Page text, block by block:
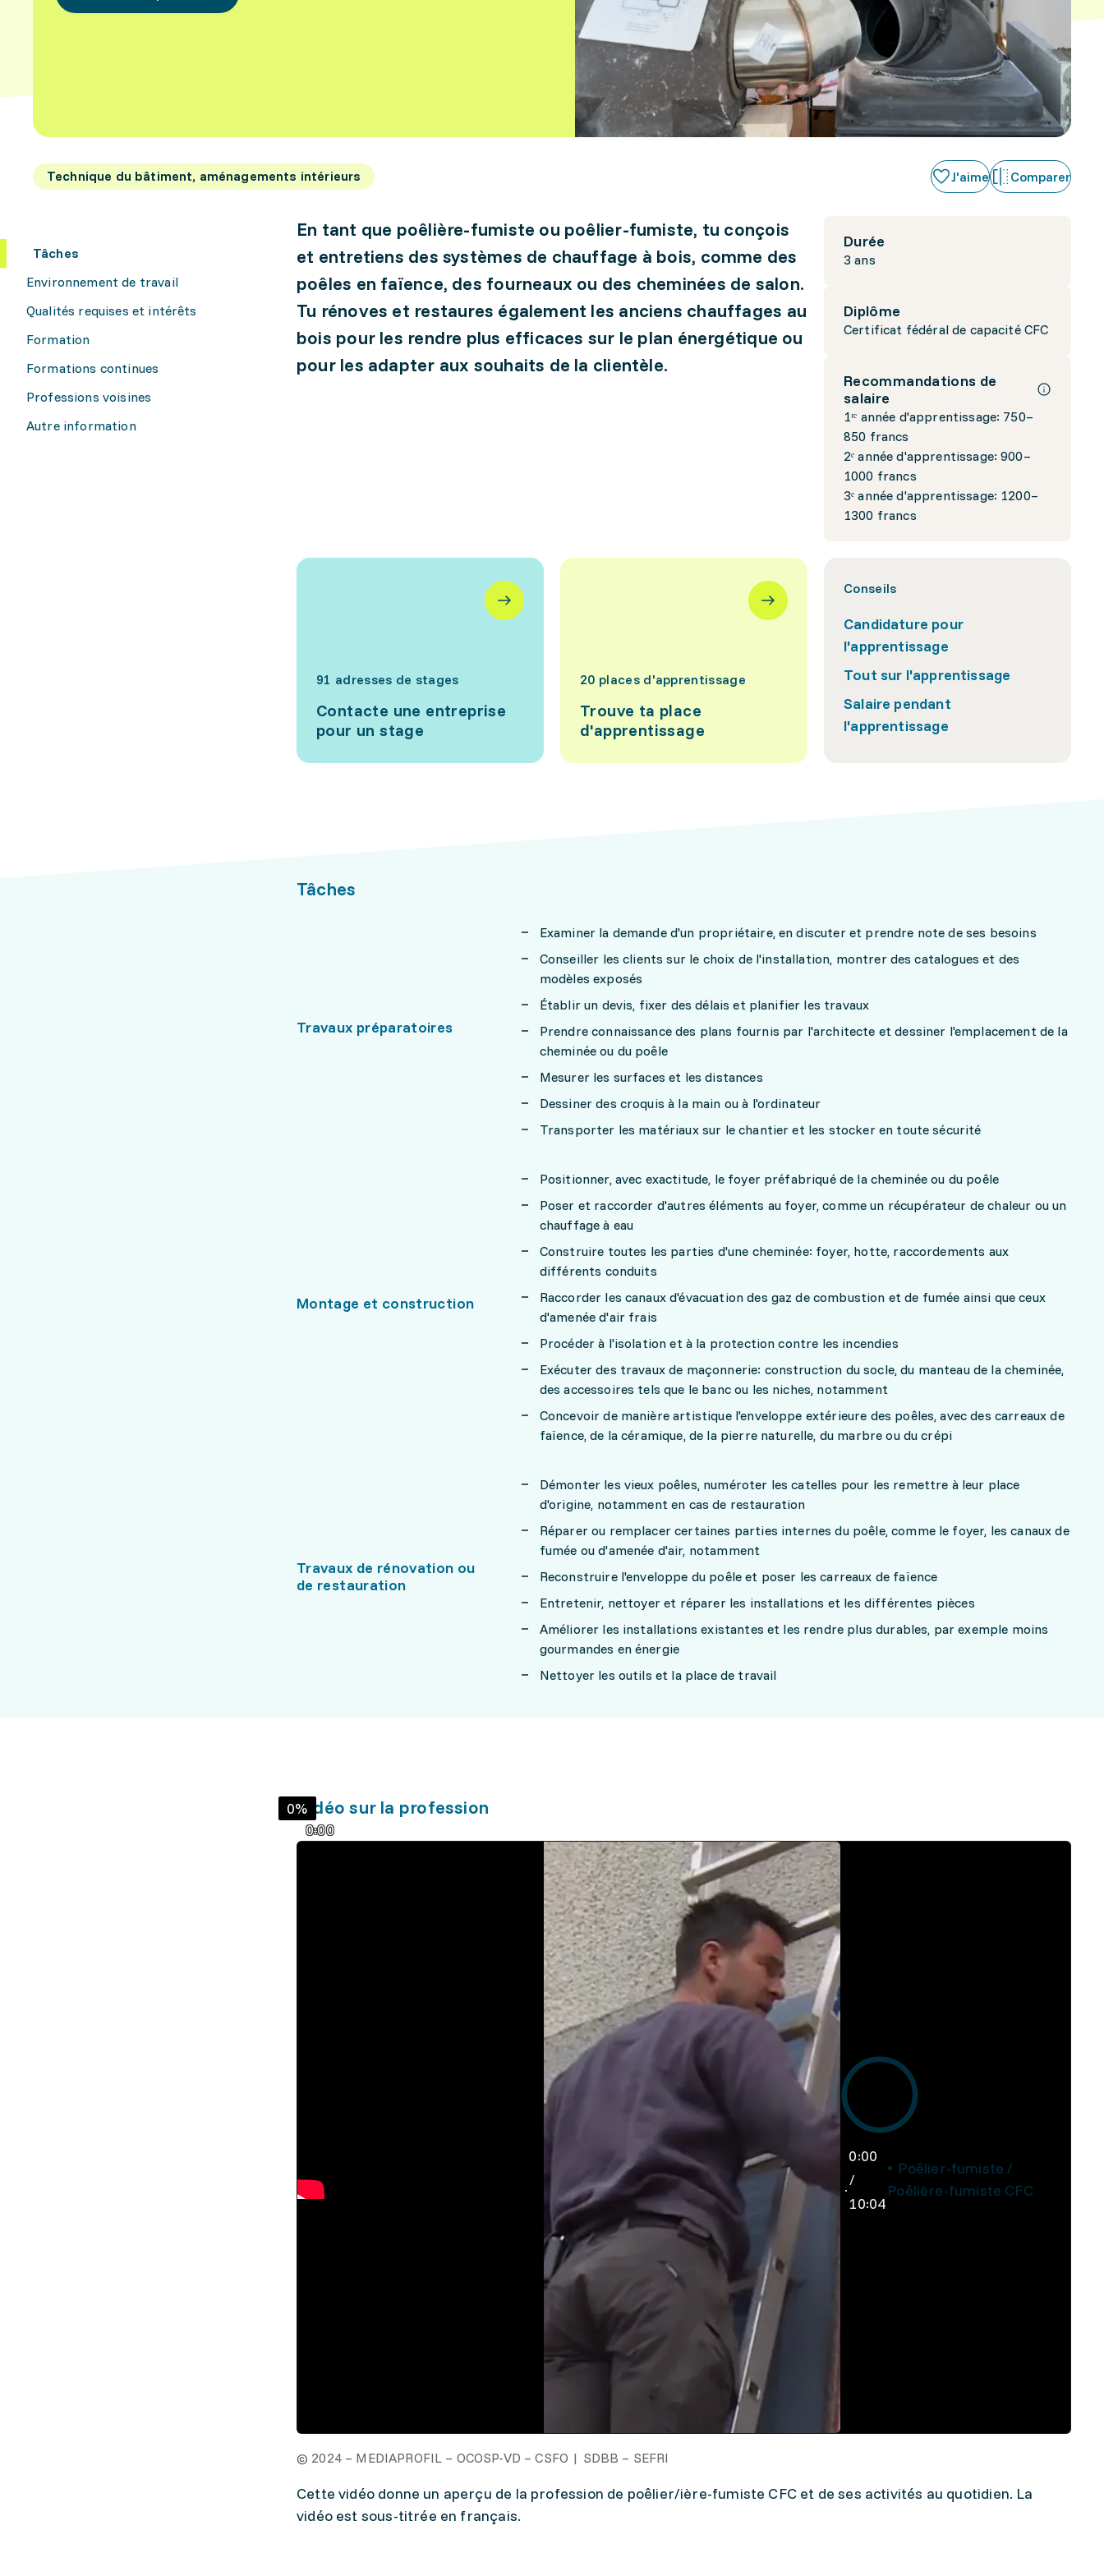
Technique du bâtiment, aménagements intérieurs J'aime Comparer
Tâches
Environnement de travail
Qualités requises et intérêts
Formation
Formations continues
Professions voisines
Autre information
Durée
3 ans
Diplôme
Certificat fédéral de capacité CFC
Recommandations de
salaire
1ʳᵉ année d'apprentissage: 750–
850 francs
2ᵉ année d'apprentissage: 900–
1000 francs
3ᵉ année d'apprentissage: 1200–
1300 francs
En tant que poêlière-fumiste ou poêlier-fumiste, tu conçois
et entretiens des systèmes de chauffage à bois, comme des
poêles en faïence, des fourneaux ou des cheminées de salon.
Tu rénoves et restaures également les anciens chauffages au
bois pour les rendre plus efficaces sur le plan énergétique ou
pour les adapter aux souhaits de la clientèle.
91 adresses de stages
Contacte une entreprise
pour un stage
20 places d'apprentissage
Trouve ta place
d'apprentissage
Conseils
Candidature pour
l'apprentissage
Tout sur l'apprentissage
Salaire pendant
l'apprentissage
Tâches
Travaux préparatoires
Examiner la demande d'un propriétaire, en discuter et prendre note de ses besoins
Conseiller les clients sur le choix de l'installation, montrer des catalogues et des
modèles exposés
Établir un devis, fixer des délais et planifier les travaux
Prendre connaissance des plans fournis par l'architecte et dessiner l'emplacement de la
cheminée ou du poêle
Mesurer les surfaces et les distances
Dessiner des croquis à la main ou à l'ordinateur
Transporter les matériaux sur le chantier et les stocker en toute sécurité
Montage et construction
Positionner, avec exactitude, le foyer préfabriqué de la cheminée ou du poêle
Poser et raccorder d'autres éléments au foyer, comme un récupérateur de chaleur ou un
chauffage à eau
Construire toutes les parties d'une cheminée: foyer, hotte, raccordements aux
différents conduits
Raccorder les canaux d'évacuation des gaz de combustion et de fumée ainsi que ceux
d'amenée d'air frais
Procéder à l'isolation et à la protection contre les incendies
Exécuter des travaux de maçonnerie: construction du socle, du manteau de la cheminée,
des accessoires tels que le banc ou les niches, notamment
Concevoir de manière artistique l'enveloppe extérieure des poêles, avec des carreaux de
faïence, de la céramique, de la pierre naturelle, du marbre ou du crépi
Travaux de rénovation ou
de restauration
Démonter les vieux poêles, numéroter les catelles pour les remettre à leur place
d'origine, notamment en cas de restauration
Réparer ou remplacer certaines parties internes du poêle, comme le foyer, les canaux de
fumée ou d'amenée d'air, notamment
Reconstruire l'enveloppe du poêle et poser les carreaux de faïence
Entretenir, nettoyer et réparer les installations et les différentes pièces
Améliorer les installations existantes et les rendre plus durables, par exemple moins
gourmandes en énergie
Nettoyer les outils et la place de travail
Vidéo sur la profession
0:00
0%
0:00
/
10:04
Poêlier-fumiste /
Poêlière-fumiste CFC
© 2024 – MEDIAPROFIL – OCOSP-VD – CSFO | SDBB – SEFRI
Cette vidéo donne un aperçu de la profession de poêlier/ière-fumiste CFC et de ses activités au quotidien. La
vidéo est sous-titrée en français.